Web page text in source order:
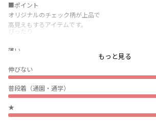
ぴったり
薄い
伸びない
普段着（通園・通学）
★
■ポイント
オリジナルのチェック柄が上品で
高見えもするアイテムです。
重ね着風のカバーオールデザインです。
ブラウンのガンクラブチェックは
特徴的なチェックです。
ブラックは白と黒の存在感のあるブロックチェックで
もっと見る